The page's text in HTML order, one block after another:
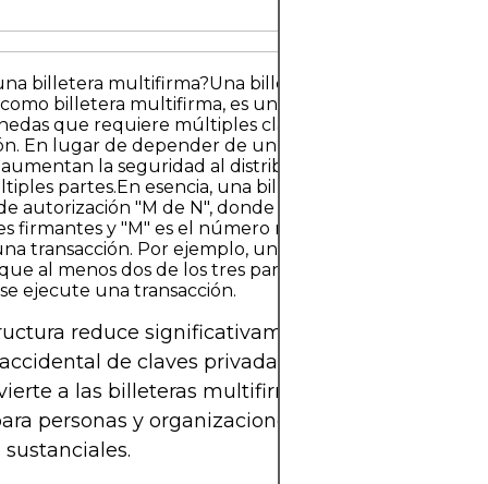
billetera multifirma?Una billetera multifirma,
billetera multifirma, es un tipo de billetera de
que requiere múltiples claves privadas para
En lugar de depender de un único titular de claves,
la seguridad al distribuir la responsabilidad
partes.En esencia, una billetera multifirma
autorización "M de N", donde "N" representa el
firmantes y "M" es el número mínimo de firmas
transacción. Por ejemplo, una billetera multifirma 2
al menos dos de los tres participantes autorizados
ejecute una transacción.
reduce significativamente el riesgo de
de claves privadas o acceso no
a las billeteras multifirma en una opción
personas y organizaciones que gestionan